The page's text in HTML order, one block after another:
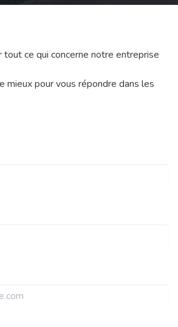
tout ce qui concerne notre entreprise
mieux pour vous répondre dans les